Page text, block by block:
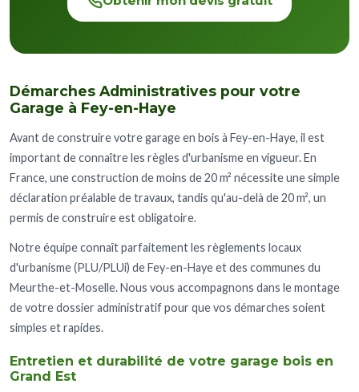
Démarches Administratives pour votre
Garage à Fey-en-Haye
Avant de construire votre garage en bois à Fey-en-Haye, il est
important de connaître les règles d'urbanisme en vigueur. En
France, une construction de moins de 20 m² nécessite une simple
déclaration préalable de travaux, tandis qu'au-delà de 20 m², un
permis de construire est obligatoire.
Notre équipe connaît parfaitement les règlements locaux
d'urbanisme (PLU/PLUi) de Fey-en-Haye et des communes du
Meurthe-et-Moselle. Nous vous accompagnons dans le montage
de votre dossier administratif pour que vos démarches soient
simples et rapides.
Entretien et durabilité de votre garage bois en
Grand Est